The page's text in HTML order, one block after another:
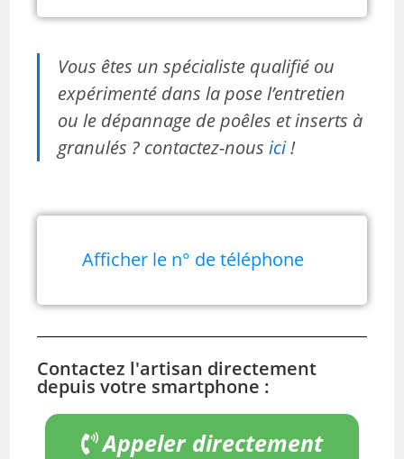
Vous êtes un spécialiste qualifié ou
expérimenté dans la pose l’entretien
ou le dépannage de poêles et inserts à
granulés ? contactez-nousici!
Afficher le n° de téléphone
Contactez l'artisan directement
depuis votre smartphone :
Appeler directement